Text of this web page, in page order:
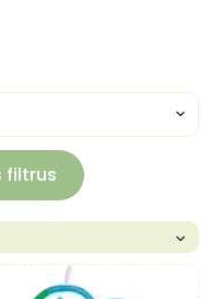
filtrus